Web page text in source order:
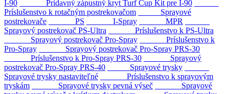
I-90
Prídavný zápustný kryt Turf Cup Kit pre I-90
Príslušenstvo k rotačným postrekovačom
Sprayové
postrekovače
PS I-Spray
MPR
Sprayový postrekovač PS-Ultra
Príslušenstvo k PS-Ultra
Sprayový postrekovač Pro-Spray
Príslušenstvo k
Pro-Spray
Sprayový postrekovač Pro-Spray PRS-30
Príslušenstvo k Pro-Spray PRS-30
Sprayový
postrekovač Pro-Spray PRS-40
Sprayové trysky
Sprayové trysky nastaviteľné
Príslušenstvo k sprayovým
tryskám
Sprayové trysky pevná výseč
Sprayové